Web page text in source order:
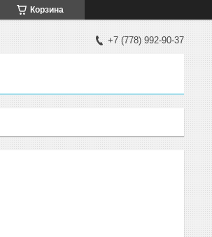
Корзина
+7 (778) 992-90-37